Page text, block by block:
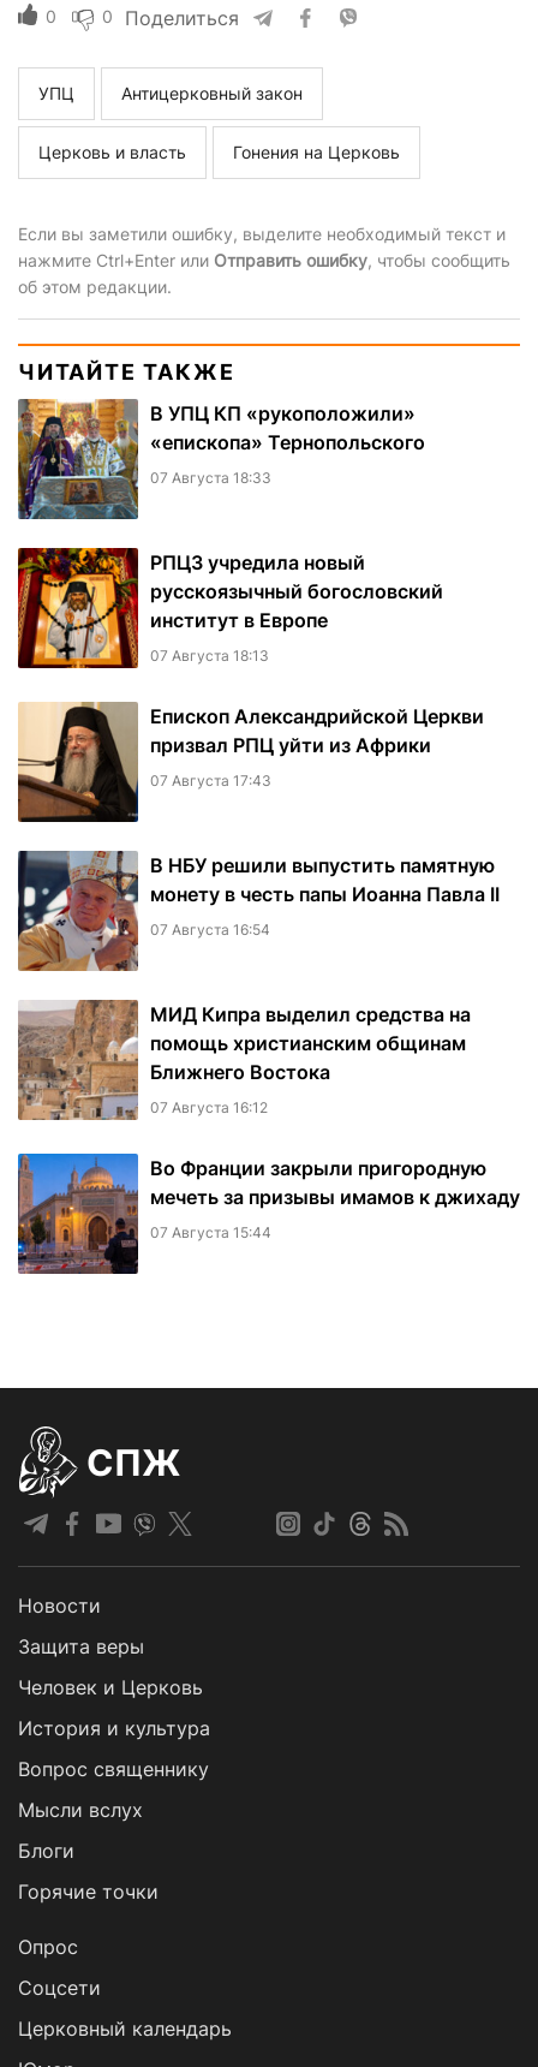
0 0 Поделиться
УПЦ Антицерковный закон
Церковь и власть Гонения на Церковь
Если вы заметили ошибку, выделите необходимый текст и
нажмите Ctrl+Enter или Отправить ошибку, чтобы сообщить
об этом редакции.
ЧИТАЙТЕ ТАКЖЕ
В УПЦ КП «рукоположили»
«епископа» Тернопольского
07 Августа 18:33
РПЦЗ учредила новый
русскоязычный богословский
институт в Европе
07 Августа 18:13
Епископ Александрийской Церкви
призвал РПЦ уйти из Африки
07 Августа 17:43
В НБУ решили выпустить памятную
монету в честь папы Иоанна Павла II
07 Августа 16:54
МИД Кипра выделил средства на
помощь христианским общинам
Ближнего Востока
07 Августа 16:12
Во Франции закрыли пригородную
мечеть за призывы имамов к джихаду
07 Августа 15:44
СПЖ
Новости
Защита веры
Человек и Церковь
История и культура
Вопрос священнику
Мысли вслух
Блоги
Горячие точки
Опрос
Cоцсети
Церковный календарь